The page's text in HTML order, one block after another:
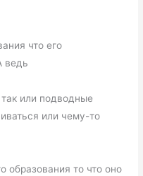
что его
ведь
или подводные
или чему-то
образования то что оно